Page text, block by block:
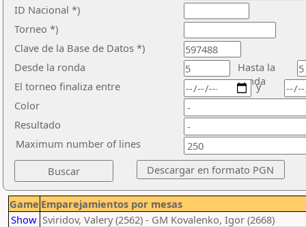
ID Nacional *)
Torneo *)
Clave de la Base de Datos *)
Desde la ronda
Hasta la
ronda
El torneo finaliza entre
Color
Resultado
y
Maximum number of lines
Game Emparejamientos por mesas
Show Sviridov, Valery (2562) - GM Kovalenko, Igor (2668)